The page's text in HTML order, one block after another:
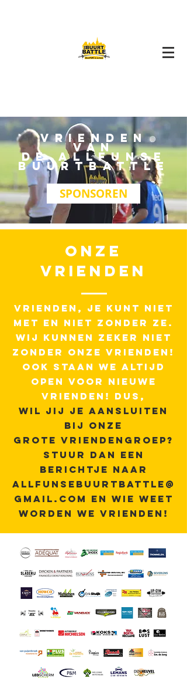
vrienden
van
de allfunse
buurtbattle
SPONSOREN
ONZE
VRIENDEN
VRIENDEN, JE KUNT NIET
MET EN NIET ZONDER ZE.
WIJ KUNNEN ZEKER NIET
ZONDER ONZE VRIENDEN!
OOK STAAN WE ALTIJD
OPEN VOOR NIEUWE
VRIENDEN! DUS,
WIL JIJ JE AANSLUITEN
BIJ ONZE
GROTE VRIENDENGROEP?
STUUR DAN EEN
BERICHTJE NAAR
ALLFUNSEBUURTBATTLE@
GMAIL.COM EN WIE WEET
WORDEN WE VRIENDEN!